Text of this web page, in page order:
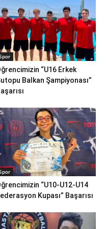
“U16 Erkek
Balkan Şampiyonası”
“U10-U12-U14
Kupası” Başarısı